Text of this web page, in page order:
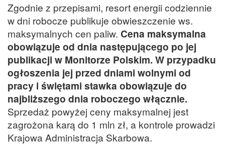
Zgodnie z przepisami, resort energii codziennie
w dni robocze publikuje obwieszczenie ws.
maksymalnych cen paliw. Cena maksymalna
obowiązuje od dnia następującego po jej
publikacji w Monitorze Polskim. W przypadku
ogłoszenia jej przed dniami wolnymi od
pracy i świętami stawka obowiązuje do
najbliższego dnia roboczego włącznie.
Sprzedaż powyżej ceny maksymalnej jest
zagrożona karą do 1 mln zł, a kontrole prowadzi
Krajowa Administracja Skarbowa.